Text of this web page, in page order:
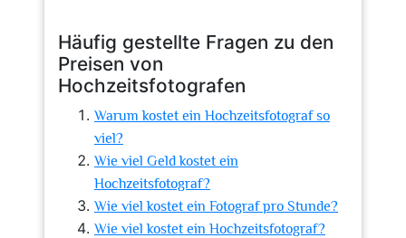
Häufig gestellte Fragen zu den
Preisen von
Hochzeitsfotografen
Warum kostet ein Hochzeitsfotograf so
viel?
Wie viel Geld kostet ein
Hochzeitsfotograf?
Wie viel kostet ein Fotograf pro Stunde?
Wie viel kostet ein Hochzeitsfotograf?